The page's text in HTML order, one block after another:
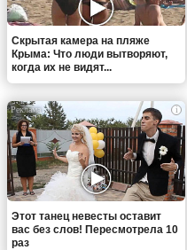
Скрытая камера на пляже
Крыма: Что люди вытворяют,
когда их не видят...
i
Этот танец невесты оставит
вас без слов! Пересмотрела 10
раз